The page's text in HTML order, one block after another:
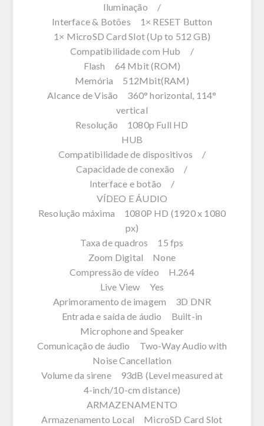
Iluminação /
Interface & Botões 1× RESET Button
1× MicroSD Card Slot (Up to 512 GB)
Compatibilidade com Hub /
Flash 64 Mbit (ROM)
Memória 512Mbit(RAM)
Alcance de Visão 360° horizontal, 114°
vertical
Resolução 1080p Full HD
HUB
Compatibilidade de dispositivos /
Capacidade de conexão /
Interface e botão /
VÍDEO E ÁUDIO
Resolução máxima 1080P HD (1920 x 1080
px)
Taxa de quadros 15 fps
Zoom Digital None
Compressão de vídeo H.264
Live View Yes
Aprimoramento de imagem 3D DNR
Entrada e saída de áudio Built-in
Microphone and Speaker
Comunicação de áudio Two-Way Audio with
Noise Cancellation
Volume da sirene 93dB (Level measured at
4-inch/10-cm distance)
ARMAZENAMENTO
Armazenamento Local MicroSD Card Slot